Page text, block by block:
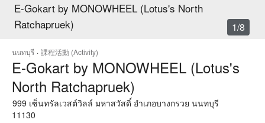
E-Gokart by MONOWHEEL (Lotus's North
Ratchapruek)
นนทบุรี · 課程活動 (Activity)
E-Gokart by MONOWHEEL (Lotus's
North Ratchapruek)
999 เซ็นทรัลเวสต์วิลล์ มหาสวัสดิ์ อำเภอบางกรวย นนทบุรี
11130
1/8